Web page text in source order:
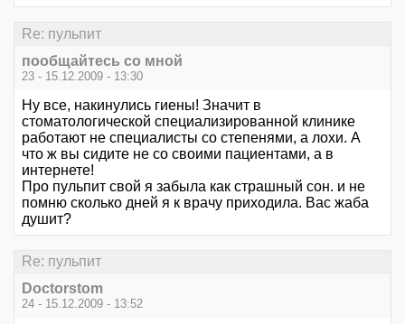
Re: пульпит
пообщайтесь со мной
23 - 15.12.2009 - 13:30
Ну все, накинулись гиены! Значит в
стоматологической специализированной клинике
работают не специалисты со степенями, а лохи. А
что ж вы сидите не со своими пациентами, а в
интернете!
Про пульпит свой я забыла как страшный сон. и не
помню сколько дней я к врачу приходила. Вас жаба
душит?
Re: пульпит
Doctorstom
24 - 15.12.2009 - 13:52